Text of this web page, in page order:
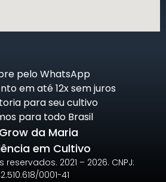
pelo WhatsApp
em até 12x sem juros
para seu cultivo
para todo Brasil
da Maria
em Cultivo
2021 – 2026. CNPJ:
0001-41